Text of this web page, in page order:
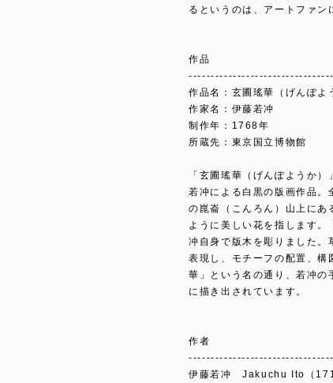
るというのは、アートファン
作品
作品名：玄圃瑤華（げんぽよ
作家名：伊藤若冲
制作年：1768年
所蔵先：東京国立博物館
「玄圃瑤華（げんぽようか
若冲による白黒の版画作品。
の崑崙（こんろん）山上にあ
ように美しい花を指します
冲自身で版木を彫りました。
表現し、モチーフの配置、構
華」という名の通り、若冲の
に描き出されています。
作者
伊藤若冲 Jakuchu Ito（